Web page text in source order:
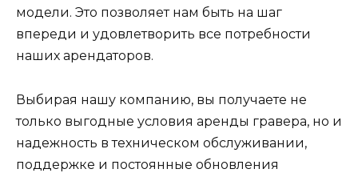
модели. Это позволяет нам быть на шаг
впереди и удовлетворить все потребности
наших арендаторов.
Выбирая нашу компанию, вы получаете не
только выгодные условия аренды гравера, но и
надежность в техническом обслуживании,
поддержке и постоянные обновления